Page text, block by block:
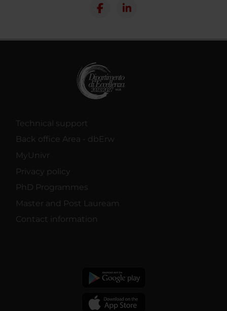
Technical support
Back office Area - dbErw
MyUnivr
Privacy policy
PhD Programmes
Master and Post Lauream
Contact information